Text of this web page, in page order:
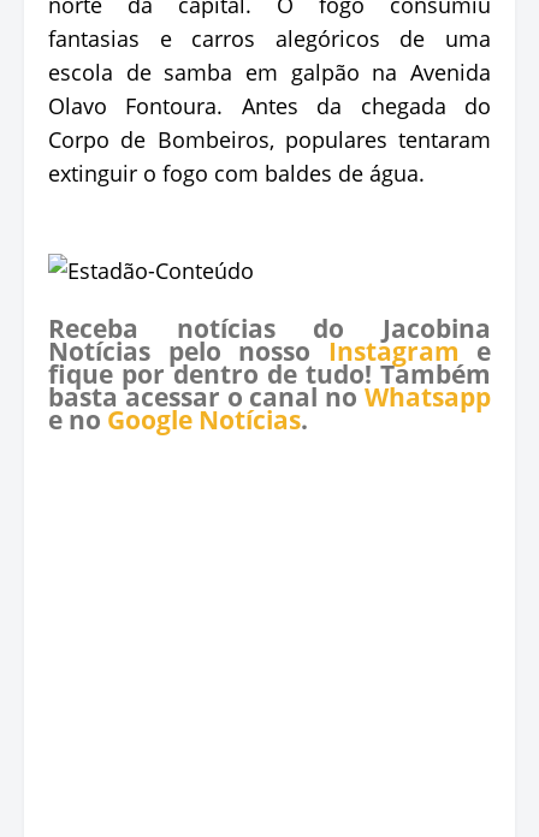
fantasias e carros alegóricos de uma
escola de samba em galpão na Avenida
Olavo Fontoura. Antes da chegada do
Corpo de Bombeiros, populares tentaram
extinguir o fogo com baldes de água.
Receba notícias do Jacobina
Notícias pelo nosso Instagram e
fique por dentro de tudo! Também
basta acessar o canal no Whatsapp
e no Google Notícias.